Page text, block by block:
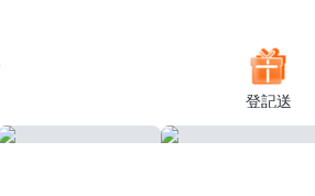
登記送